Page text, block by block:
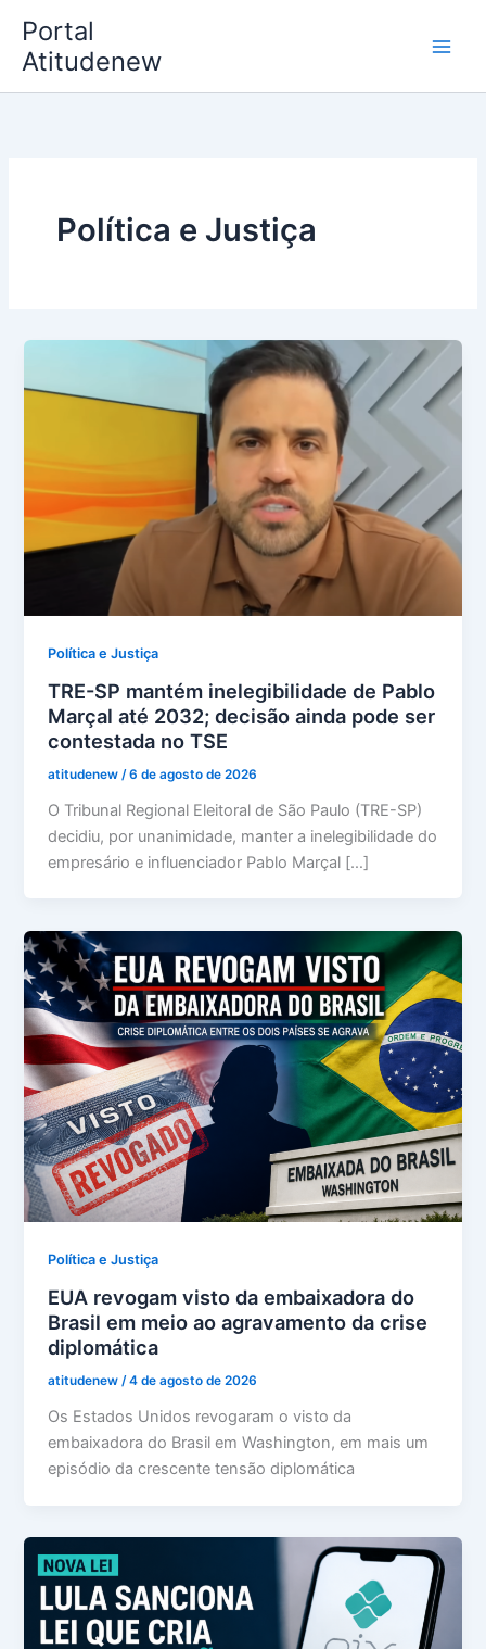
para
conteúdo
Portal
Atitudenew
Política e Justiça
Política e Justiça
TRE-SP mantém inelegibilidade de Pablo
Marçal até 2032; decisão ainda pode ser
contestada no TSE
atitudenew /6 de agosto de 2026
O Tribunal Regional Eleitoral de São Paulo (TRE-SP)
decidiu, por unanimidade, manter a inelegibilidade do
empresário e influenciador Pablo Marçal […]
Política e Justiça
EUA revogam visto da embaixadora do
Brasil em meio ao agravamento da crise
diplomática
atitudenew/4 de agosto de 2026
Os Estados Unidos revogaram o visto da
embaixadora do Brasil em Washington, em mais um
episódio da crescente tensão diplomática